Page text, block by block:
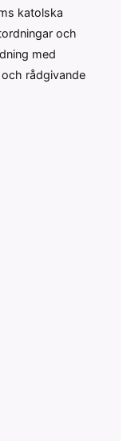
katolska
och
med
rådgivande